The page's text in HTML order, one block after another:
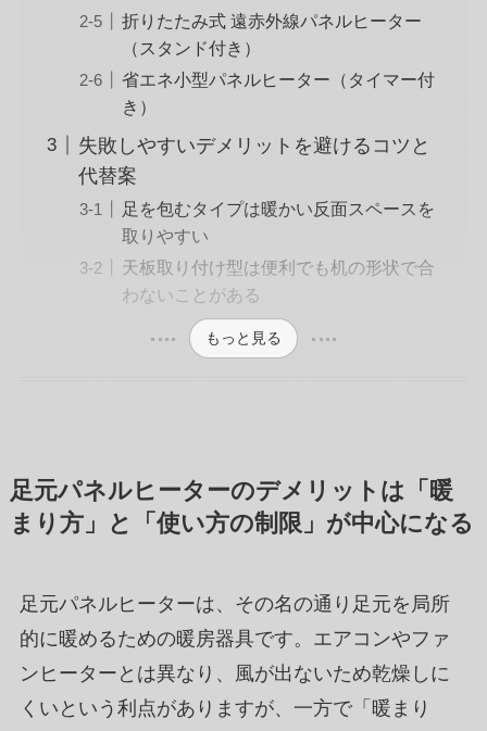
折りたたみ式 遠赤外線パネルヒーター
（スタンド付き）
省エネ小型パネルヒーター（タイマー付
き）
失敗しやすいデメリットを避けるコツと
代替案
足を包むタイプは暖かい反面スペースを
取りやすい
天板取り付け型は便利でも机の形状で合
わないことがある
もっと見る
足元パネルヒーターのデメリットは「暖
まり方」と「使い方の制限」が中心になる
足元パネルヒーターは、その名の通り足元を局所
的に暖めるための暖房器具です。エアコンやファ
ンヒーターとは異なり、風が出ないため乾燥しに
くいという利点がありますが、一方で「暖まり